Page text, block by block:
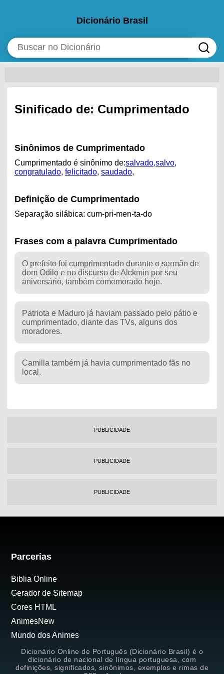
Dicionário Brasil
Sinificado de: Cumprimentado
Sinônimos de Cumprimentado
Cumprimentado é sinônimo de:salvado,salvo,
congratulado, felicitado, saudado,
Definição de Cumprimentado
Separação silábica: cum-pri-men-ta-do
Frases com a palavra Cumprimentado
O prefeito foi cumprimentado durante o sermão de
dom Odilo e no discurso de Alckmin por seu
aniversário, também comemorado hoje.
Patriota e Maduro já haviam passado pelo pátio e
cumprimentado, diante das TVs, alguns dos
moradores.
Camilla também já havia cumprimentado fãs no
local.
PUBLICIDADE
PUBLICIDADE
PUBLICIDADE
Parcerias
Biblia Online
Gerador de Sitemap
Cores HTML
AnimesNew
Mundo dos Animes
Dicionário Online de Português (Dicionário Brasil) é o
dicionário de nacional de língua portuguesa, com
definições, significados, sinônimos, exemplos e rimas de